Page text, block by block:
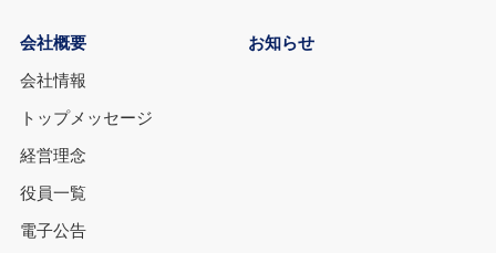
会社概要
会社情報
トップメッセージ
経営理念
役員一覧
電子公告
お知らせ